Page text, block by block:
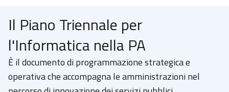
Il Piano Triennale per
l'Informatica nella PA
È il documento di programmazione strategica e
operativa che accompagna le amministrazioni nel